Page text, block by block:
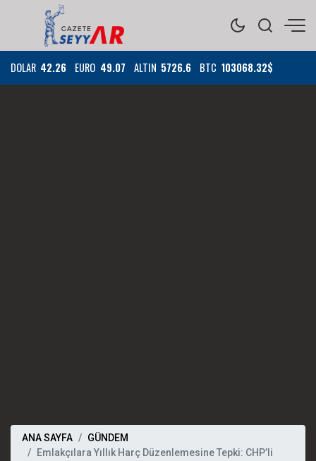
DOLAR 42.26 EURO 49.07 ALTIN 5726.6 BTC 103068.32$
ANA SAYFA
GÜNDEM
Emlakçılara Yıllık Harç Düzenlemesine Tepki: CHP’li